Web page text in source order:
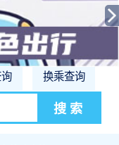
换乘查询